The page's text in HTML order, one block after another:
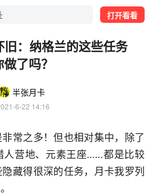
打开看看
：纳格兰的这些任务
了吗？
半张月卡
6-22 14:16
非常之多！但也相对集中，除了
人营地、元素王座……都是比较
藏得很深的任务，月卡我罗列